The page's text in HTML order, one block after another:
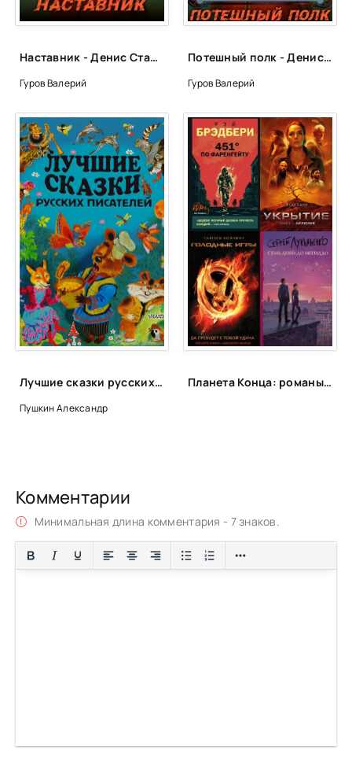
Наставник - Денис Старый, Валерий Гуров
Гуров Валерий
Потешный полк - Денис Старый, Валерий Гуров
Гуров Валерий
Лучшие сказки русских писателей
Пушкин Александр
Планета Конца: романы-катастрофы, пост-апокалипсис и антиутопии
Комментарии
Минимальная длина комментария - 7 знаков.